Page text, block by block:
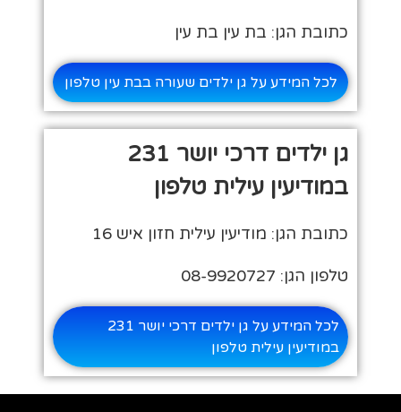
כתובת הגן: בת עין בת עין
לכל המידע על גן ילדים שעורה בבת עין טלפון
גן ילדים דרכי יושר 231
במודיעין עילית טלפון
כתובת הגן: מודיעין עילית חזון איש 16
טלפון הגן: 08-9920727
לכל המידע על גן ילדים דרכי יושר 231
במודיעין עילית טלפון